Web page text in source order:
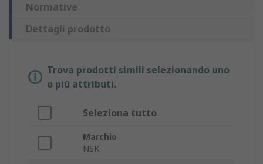
Normative
Dettagli prodotto
Trova prodotti simili selezionando uno
o più attributi.
Seleziona tutto
Marchio
NSK